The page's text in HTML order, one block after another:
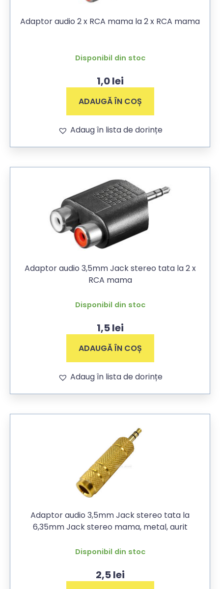
Adaptor audio 2 x RCA mama la 2 x RCA mama
Disponibil din stoc
1,0lei
ADAUGĂ ÎN COȘ
Adaug în lista de dorințe
Adaptor audio 3,5mm Jack stereo tata la 2 x
RCA mama
Disponibil din stoc
1,5lei
ADAUGĂ ÎN COȘ
Adaug în lista de dorințe
Adaptor audio 3,5mm Jack stereo tata la
6,35mm Jack stereo mama, metal, aurit
Disponibil din stoc
2,5lei